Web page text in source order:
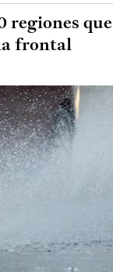
regiones que
frontal